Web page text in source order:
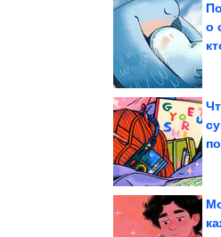
о